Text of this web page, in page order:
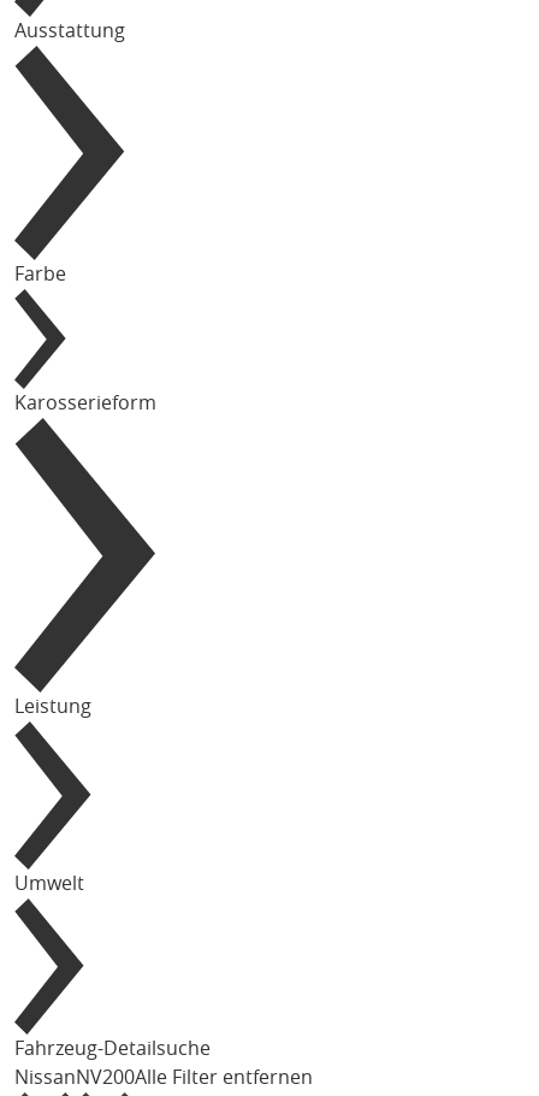
Ausstattung
Farbe
Karosserieform
Leistung
Umwelt
Fahrzeug-Detailsuche
NissanNV200Alle Filter entfernen